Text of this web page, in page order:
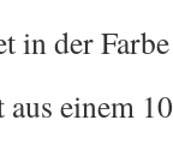
in der
aus einem